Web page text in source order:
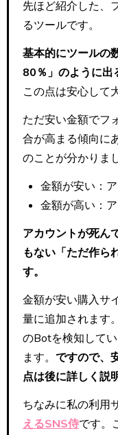
先ほど紹介した、
るツールです。
基本的にツールの
80％」のように出
この点は安心して
ただ安い金額でフ
合が高まる傾向に
のことが分かりま
金額が安い：
金額が高い：
アカウントが死ん
もない「ただ作ら
す。
金額が安い購入サ
量に追加されます
のBotを検知して
ます。 ですので、
点は後に詳しく説
ちなみに私の利用
えるSNS侍です。